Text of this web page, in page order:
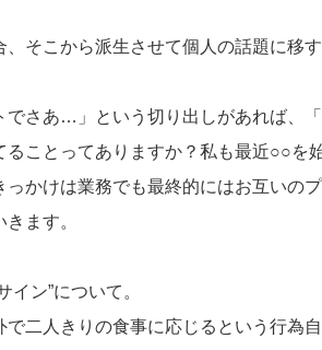
そこから派生させて個人の話題に移
さあ…」という切り出しがあれば、
ることってありますか？私も最近○○
かけは業務でも最終的にはお互いの
ます。
ン”について。
二人きりの食事に応じるという行為